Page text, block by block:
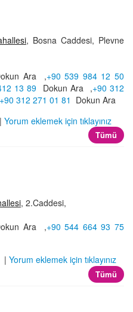
, Bosna Caddesi, Plevne
Ara ,+90 539 984 12 50
13 89 Dokun Ara ,+90 312
+90 312 271 01 81 Dokun Ara
Yorum eklemek için tıklayınız
Tümü
, 2.Caddesi,
Ara,+90 544 664 93 75
| Yorum eklemek için tıklayınız
Tümü